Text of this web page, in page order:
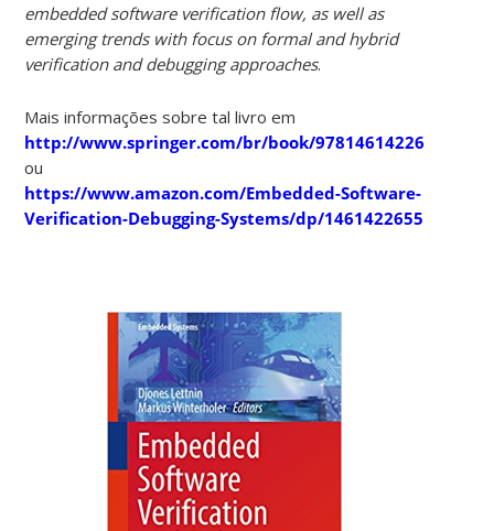
embedded software verification flow, as well as
emerging trends with focus on formal and hybrid
verification and debugging approaches.
Mais informações sobre tal livro em
http://www.springer.com/br/book/9781461422655
ou
https://www.amazon.com/Embedded-Software-
Verification-Debugging-Systems/dp/1461422655